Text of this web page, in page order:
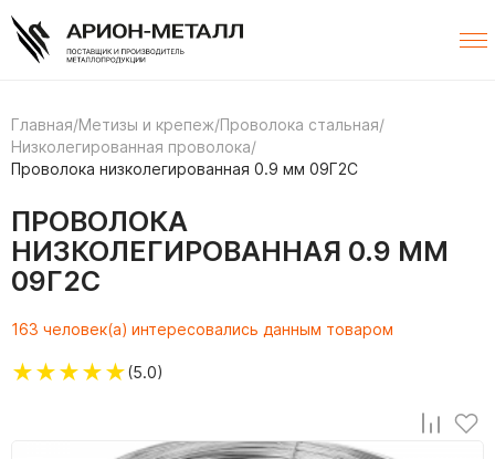
Главная/Метизы и крепеж/Проволока стальная/
Низколегированная проволока/
Проволока низколегированная 0.9 мм 09Г2С
ПРОВОЛОКА
НИЗКОЛЕГИРОВАННАЯ 0.9 ММ
09Г2С
163 человек(а) интересовались данным товаром
★★★★★(5.0)